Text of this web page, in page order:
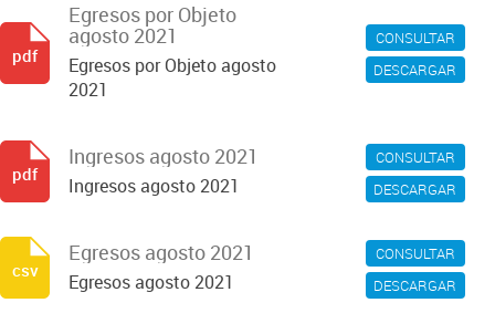
CONSULTAR
DESCARGAR
Egresos por Objeto
agosto 2021
Egresos por Objeto agosto
2021
pdf
CONSULTAR
DESCARGAR
Ingresos agosto 2021
Ingresos agosto 2021
pdf
CONSULTAR
DESCARGAR
Egresos agosto 2021
Egresos agosto 2021
csv